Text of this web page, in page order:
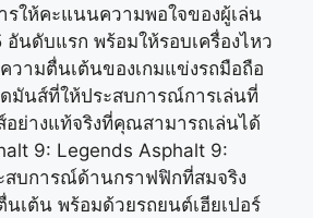
รให้คะแนนความพอใจของผู้เล่น
อันดับแรก พร้อมให้รอบเครื่องไหว
วามตื่นเต้นของเกมแข่งรถมือถือ
มันส์ที่ให้ประสบการณ์การเล่นที่
ย่างแท้จริงที่คุณสามารถเล่นได้
9: Legends Asphalt 9:
สบการณ์ด้านกราฟฟิกที่สมจริง
นเต้น พร้อมด้วยรถยนต์เฮียเปอร์